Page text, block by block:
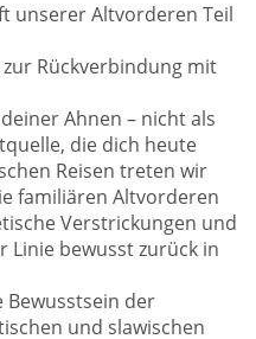
unserer Altvorderen Teil
Rückverbindung mit
Ahnen – nicht als
die dich heute
Reisen treten wir
familiären Altvorderen
Verstrickungen und
Linie bewusst zurück in
Bewusstsein der
und slawischen